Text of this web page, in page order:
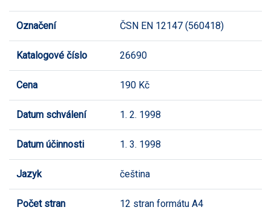
Označení ČSN EN 12147 (560418)
Katalogové číslo 26690
Cena 190 Kč
Datum schválení 1. 2. 1998
Datum účinnosti 1. 3. 1998
Jazyk čeština
Počet stran 12 stran formátu A4